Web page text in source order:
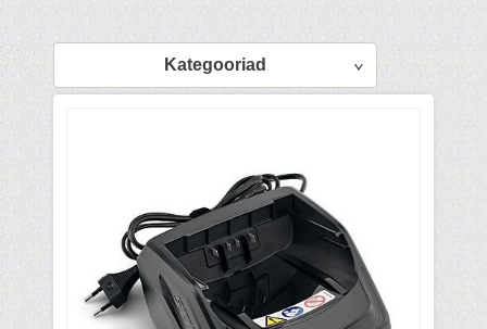
Kategooriad